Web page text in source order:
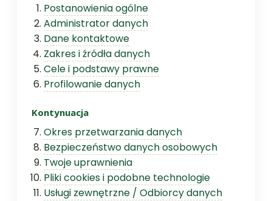
Postanowienia ogólne
Administrator danych
Dane kontaktowe
Zakres i źródła danych
Cele i podstawy prawne
Profilowanie danych
Kontynuacja
Okres przetwarzania danych
Bezpieczeństwo danych osobowych
Twoje uprawnienia
Pliki cookies i podobne technologie
Usługi zewnętrzne / Odbiorcy danych